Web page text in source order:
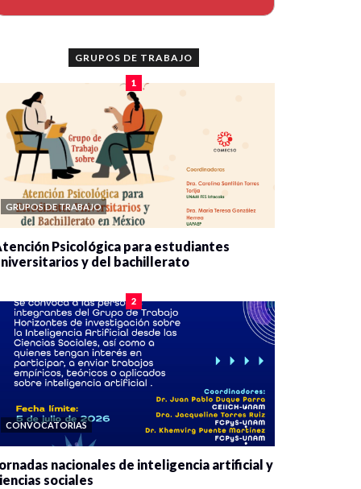
GRUPOS DE TRABAJO
1
GRUPOS DE TRABAJO
Psicológica para estudiantes
y del bachillerato
2
CONVOCATORIAS
nacionales de inteligencia artificial y
sociales